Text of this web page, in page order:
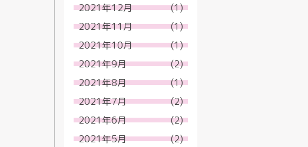
2021年12月
(1)
2021年11月
(1)
2021年10月
(1)
2021年9月
(2)
2021年8月
(1)
2021年7月
(2)
2021年6月
(2)
2021年5月
(2)